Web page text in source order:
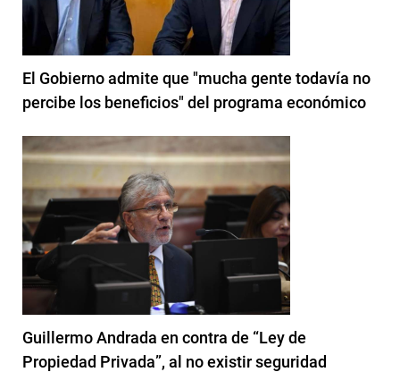
El Gobierno admite que "mucha gente todavía no
percibe los beneficios" del programa económico
Guillermo Andrada en contra de “Ley de
Propiedad Privada”, al no existir seguridad